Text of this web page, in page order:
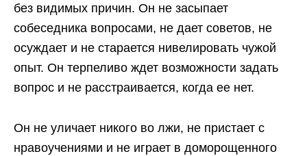
без видимых причин. Он не засыпает
собеседника вопросами, не дает советов, не
осуждает и не старается нивелировать чужой
опыт. Он терпеливо ждет возможности задать
вопрос и не расстраивается, когда ее нет.
Он не уличает никого во лжи, не пристает с
нравоучениями и не играет в доморощенного